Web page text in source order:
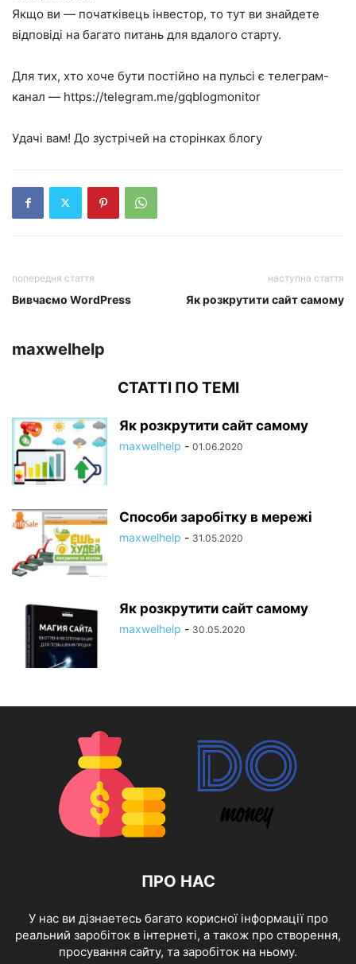
Якщо ви — початківець інвестор, то тут ви знайдете
відповіді на багато питань для вдалого старту.
Для тих, хто хоче бути постійно на пульсі є телеграм-
канал — https://telegram.me/gqblogmonitor
Удачі вам! До зустрічей на сторінках блогу
попередня стаття
Вивчаємо WordPress
наступна стаття
Як розкрутити сайт самому
maxwelhelp
СТАТТІ ПО ТЕМІ
Як розкрутити сайт самому
maxwelhelp - 01.06.2020
Способи заробітку в мережі
maxwelhelp - 31.05.2020
Як розкрутити сайт самому
maxwelhelp - 30.05.2020
ПРО НАС
У нас ви дізнаетесь багато корисної інформації про
реальний заробіток в інтернеті, а також про створення,
просування сайту, та заробіток на ньому.